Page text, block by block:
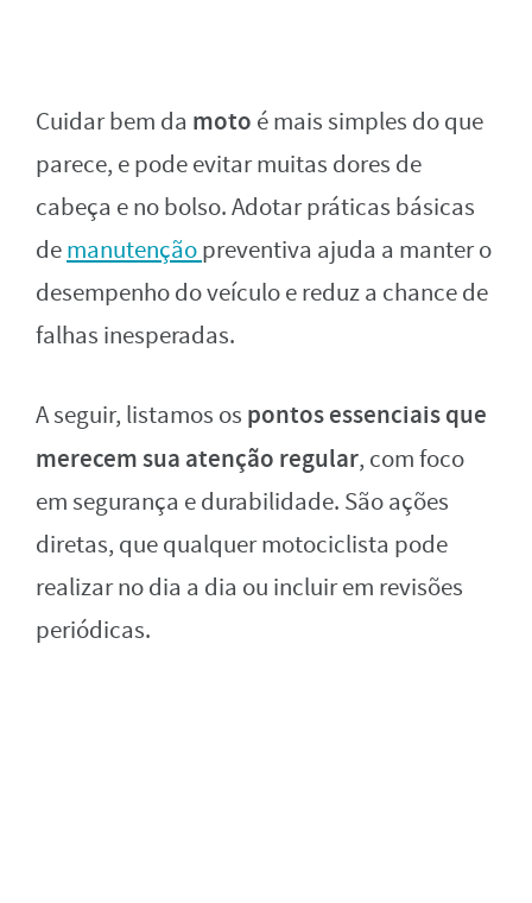
Cuidar bem da moto é mais simples do que
parece, e pode evitar muitas dores de
cabeça e no bolso. Adotar práticas básicas
demanutençãopreventiva ajuda a manter o
desempenho do veículo e reduz a chance de
falhas inesperadas.
A seguir, listamos os pontos essenciais que
merecem sua atenção regular, com foco
em segurança e durabilidade. São ações
diretas, que qualquer motociclista pode
realizar no dia a dia ou incluir em revisões
periódicas.